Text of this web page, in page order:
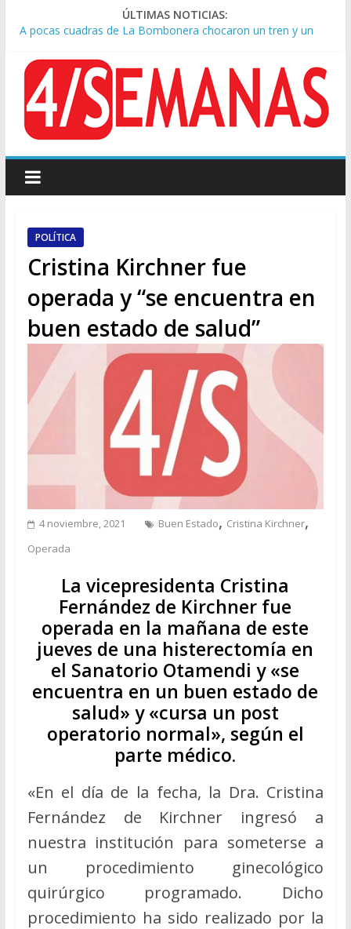
ÚLTIMAS NOTICIAS:
A pocas cuadras de La Bombonera chocaron un tren y un
colectivo: siete heridos
Día de San Cayetano: masiva marcha a Plaza de Mayo de
sindicatos y organizaciones sociales
Pesar por la muerte de Leandro Rud, histórico representante
y conductor de TV
Tras la aprobación de la ley de propiedad privada, Bullrich
apuntó: “Vino un poco endiablada”
Causa AFA: el juez Amarante calificó de “ficción judicial” el
traslado del expediente a Campana
POLÍTICA
Cristina Kirchner fue
operada y “se encuentra en
buen estado de salud”
4 noviembre, 2021 Buen Estado, Cristina Kirchner,
Operada
La vicepresidenta Cristina
Fernández de Kirchner fue
operada en la mañana de este
jueves de una histerectomía en
el Sanatorio Otamendi y «se
encuentra en un buen estado de
salud» y «cursa un post
operatorio normal», según el
parte médico.
«En el día de la fecha, la Dra. Cristina
Fernández de Kirchner ingresó a
nuestra institución para someterse a
un procedimiento ginecológico
quirúrgico programado. Dicho
procedimiento ha sido realizado por la